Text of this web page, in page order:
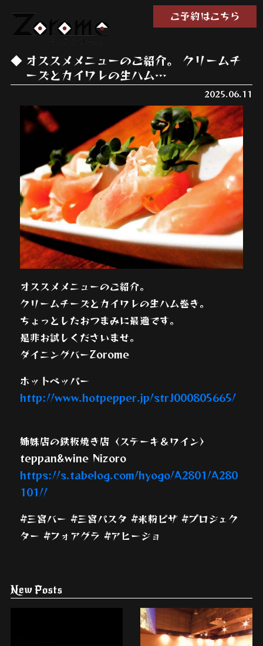
ご予約はこちら
オススメメニューのご紹介。 クリームチ
ーズとカイワレの生ハム…
2025.06.11
オススメメニューのご紹介。
クリームチーズとカイワレの生ハム巻き。
ちょっとしたおつまみに最適です。
是非お試しくださいませ。
ダイニングバーZorome
ホットペッパー
http://www.hotpepper.jp/strJ000805665/
姉妹店の鉄板焼き店〈ステーキ＆ワイン〉
teppan&wine Nizoro
https://s.tabelog.com/hyogo/A2801/A280
101//
#三宮バー #三宮パスタ #米粉ピザ #プロジェク
ター #フォアグラ #アヒージョ
New Posts